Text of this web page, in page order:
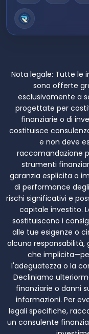
Nota legale: Tutte le
sono offerte
esclusivamente a
progettate per
finanziarie o di
costituisce
e non deve
raccomandazione
strumenti
garanzia esplicita o
di performance
rischi significativi e
capitale investito.
sostituiscono i
alle tue esigenze o
alcuna responsabilità,
che
l'adeguatezza o la
Decliniamo
finanziarie o danni
informazioni. Per
legali specifiche,
un consulente